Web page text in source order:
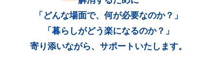
「どんな場面で、何が必要なのか？」
「暮らしがどう楽になるのか？」
寄り添いながら、サポートいたします。